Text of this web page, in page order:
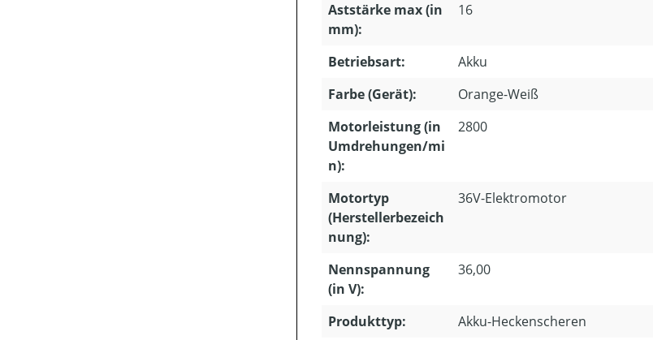
Aststärke max (in
mm):
16
Betriebsart:
Akku
Farbe (Gerät):
Orange-Weiß
Motorleistung (in
Umdrehungen/mi
n):
2800
Motortyp
(Herstellerbezeich
nung):
36V-Elektromotor
Nennspannung
(in V):
36,00
Produkttyp:
Akku-Heckenscheren